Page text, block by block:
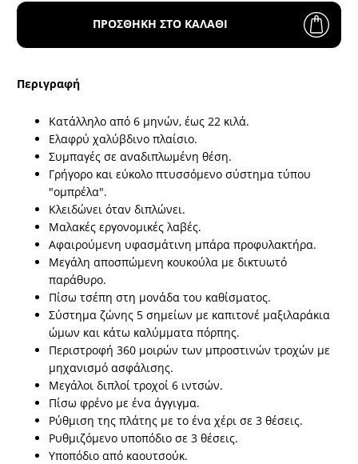
ΠΡΟΣΘΗΚΗ ΣΤΟ ΚΑΛΑΘΙ
Περιγραφή
Κατάλληλο από 6 μηνών, έως 22 κιλά.
Ελαφρύ χαλύβδινο πλαίσιο.
Συμπαγές σε αναδιπλωμένη θέση.
Γρήγορο και εύκολο πτυσσόμενο σύστημα τύπου
"ομπρέλα".
Κλειδώνει όταν διπλώνει.
Μαλακές εργονομικές λαβές.
Αφαιρούμενη υφασμάτινη μπάρα προφυλακτήρα.
Μεγάλη αποσπώμενη κουκούλα με δικτυωτό
παράθυρο.
Πίσω τσέπη στη μονάδα του καθίσματος.
Σύστημα ζώνης 5 σημείων με καπιτονέ μαξιλαράκια
ώμων και κάτω καλύμματα πόρπης.
Περιστροφή 360 μοιρών των μπροστινών τροχών με
μηχανισμό ασφάλισης.
Μεγάλοι διπλοί τροχοί 6 ιντσών.
Πίσω φρένο με ένα άγγιγμα.
Ρύθμιση της πλάτης με το ένα χέρι σε 3 θέσεις.
Ρυθμιζόμενο υποπόδιο σε 3 θέσεις.
Υποπόδιο από καουτσούκ.